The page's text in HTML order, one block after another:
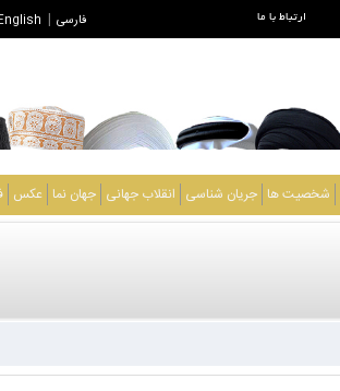
ارتباط با ما فارسی
شخصیت ها جریان شناسی انقلاب جهانی جهان نما عکس